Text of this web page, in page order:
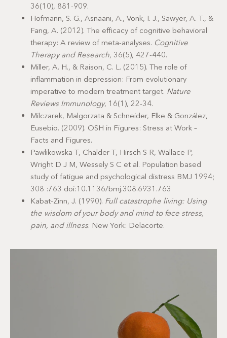
36(10), 881-909.
Hofmann, S. G., Asnaani, A., Vonk, I. J., Sawyer, A. T., &
Fang, A. (2012). The efficacy of cognitive behavioral
therapy: A review of meta-analyses. Cognitive
Therapy and Research, 36(5), 427-440.
Miller, A. H., & Raison, C. L. (2015). The role of
inflammation in depression: From evolutionary
imperative to modern treatment target. Nature
Reviews Immunology, 16(1), 22-34.
Milczarek, Malgorzata & Schneider, Elke & González,
Eusebio. (2009). OSH in Figures: Stress at Work –
Facts and Figures.
Pawlikowska T, Chalder T, Hirsch S R, Wallace P,
Wright D J M, Wessely S C et al. Population based
study of fatigue and psychological distress BMJ 1994;
308 :763 doi:10.1136/bmj.308.6931.763
Kabat-Zinn, J. (1990). Full catastrophe living: Using
the wisdom of your body and mind to face stress,
pain, and illness. New York: Delacorte.